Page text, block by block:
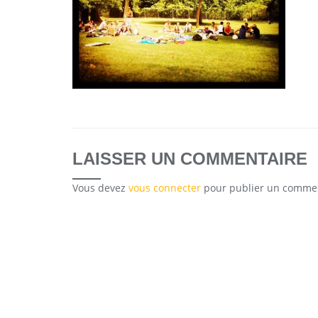
LAISSER UN COMMENTAIRE
Vous devez vous connecter pour publier un